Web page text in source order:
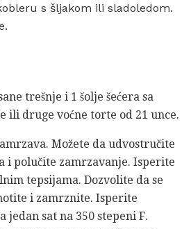
s šljakom ili sladoledom.
trešnje i 1 šolje šećera sa
ili druge voćne torte od 21 unce.
Možete da udvostručite
i polučite zamrzavanje. Isperite
tepsijama. Dozvolite da se
i zamrznite. Isperite
jedan sat na 350 stepeni F.